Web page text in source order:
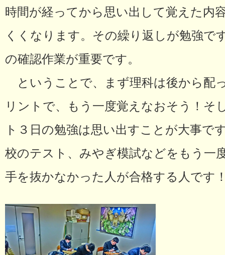
時間が経ってから思い出して覚えた内
くくなります。その繰り返しが勉強で
の確認作業が重要です。
ということで、まず理科は後から配
リントで、もう一度覚えなおそう！そ
ト３日の勉強は思い出すことが大事で
校のテスト、みやぎ模試などをもう一
手を抜かなかった人が合格する人です